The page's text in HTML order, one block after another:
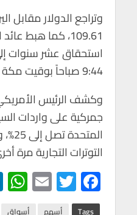
109.61، كما هبط
9:44 صباحاً بوقيت مكة المكرمة.
وكشف الرئيس
جمركية على واردات
التوترات التجارية مرة
F
ac
T
wi
E
m Tags أسهم أٍسواق